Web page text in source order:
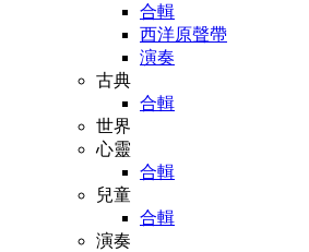
合輯
西洋原聲帶
演奏
古典
合輯
世界
心靈
合輯
兒童
合輯
演奏